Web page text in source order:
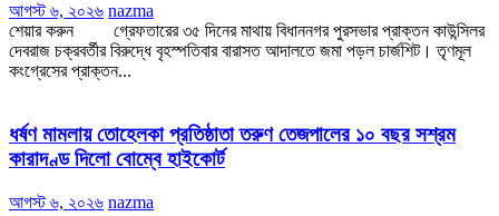
আগস্ট ৬, ২০২৬ nazma
শেয়ার করুন গ্রেফতারের ৩৫ দিনের মাথায় বিধাননগর পুরসভার প্রাক্তন কাউন্সিলর
দেবরাজ চক্রবর্তীর বিরুদ্ধে বৃহস্পতিবার বারাসত আদালতে জমা পড়ল চার্জশিট। তৃণমূল
কংগ্রেসের প্রাক্তন...
ধর্ষণ মামলায় তোহেলকা প্রতিষ্ঠাতা তরুণ তেজপালের ১০ বছর সশ্রম
কারাদণ্ড দিলো বোম্বে হাইকোর্ট
আগস্ট ৬, ২০২৬ nazma